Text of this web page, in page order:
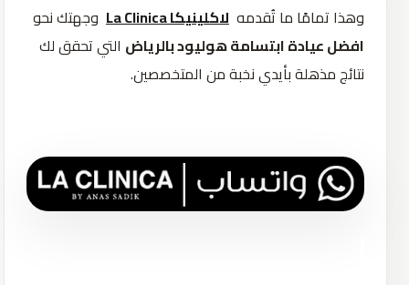
وهذا تمامًا ما تُقدمه لاكلينيكا La Clinica
وجهتك نحو
افضل عيادة ابتسامة هوليود بالرياض التي تحقق لك
نتائج مذهلة بأيدي نخبة من المتخصصين.